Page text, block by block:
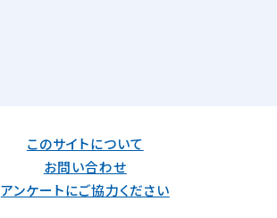
このサイトについて
お問い合わせ
アンケートにご協力ください